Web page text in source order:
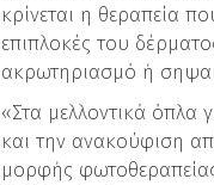
κρίνεται η θεραπεία
επιπλοκές του
ακρωτηριασμό ή
«Στα μελλοντικά όπλα
και την ανακούφιση
μορφής